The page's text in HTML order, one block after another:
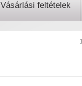
Vásárlási feltételek